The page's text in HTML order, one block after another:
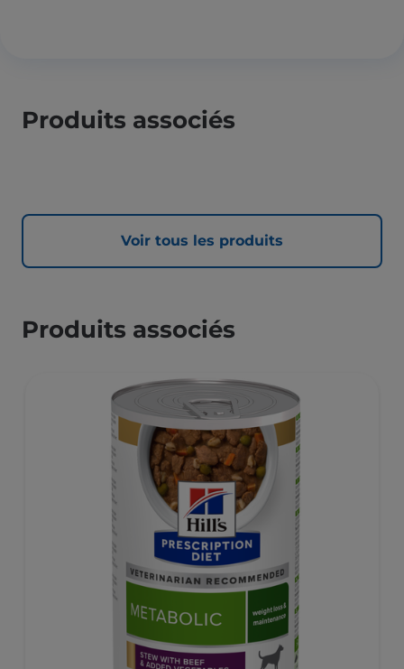
Produits associés
Voir tous les produits
Produits associés